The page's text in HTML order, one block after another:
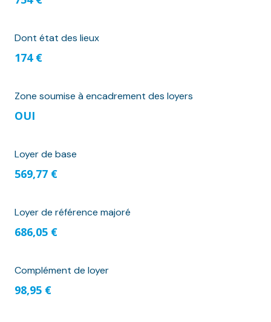
Dont état des lieux
174 €
Zone soumise à encadrement des loyers
OUI
Loyer de base
569,77 €
Loyer de référence majoré
686,05 €
Complément de loyer
98,95 €